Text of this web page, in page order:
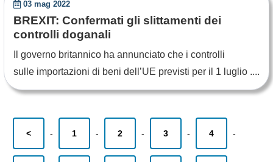
03 mag 2022
BREXIT: Confermati gli slittamenti dei
controlli doganali
Il governo britannico ha annunciato che i controlli
sulle importazioni di beni dell’UE previsti per il 1 luglio ....
< - 1 - 2 - 3 - 4 -